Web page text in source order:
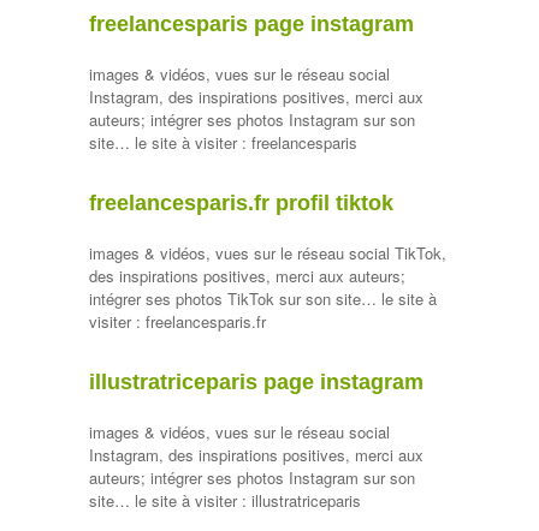
freelancesparis page instagram
images & vidéos, vues sur le réseau social
Instagram, des inspirations positives, merci aux
auteurs; intégrer ses photos Instagram sur son
site… le site à visiter : freelancesparis
freelancesparis.fr profil tiktok
images & vidéos, vues sur le réseau social TikTok,
des inspirations positives, merci aux auteurs;
intégrer ses photos TikTok sur son site… le site à
visiter : freelancesparis.fr
illustratriceparis page instagram
images & vidéos, vues sur le réseau social
Instagram, des inspirations positives, merci aux
auteurs; intégrer ses photos Instagram sur son
site… le site à visiter : illustratriceparis